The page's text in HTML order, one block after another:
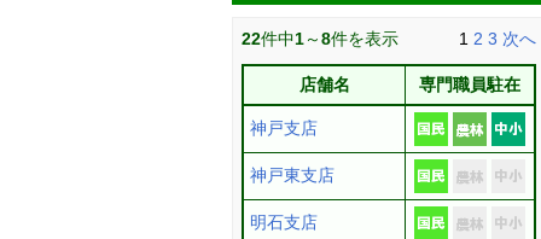
22件中1～8件を表示 1 2 3 次へ
店舗名 専門職員駐在
神戸支店
神戸東支店
明石支店